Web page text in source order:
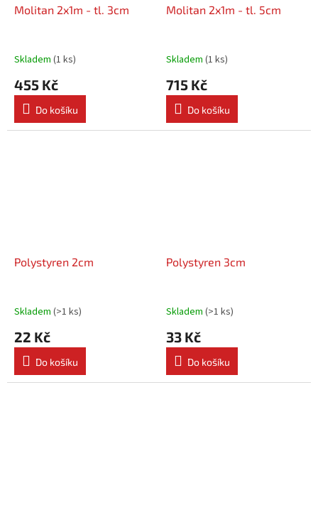
Molitan 2x1m - tl. 3cm
Skladem (1 ks)
455 Kč
Do košíku
Molitan 2x1m - tl. 5cm
Skladem (1 ks)
715 Kč
Do košíku
Polystyren 2cm
Skladem (>1 ks)
22 Kč
Do košíku
Polystyren 3cm
Skladem (>1 ks)
33 Kč
Do košíku